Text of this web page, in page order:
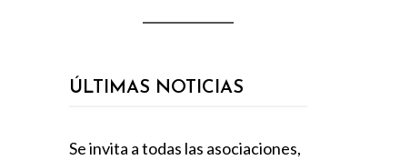
ÚLTIMAS NOTICIAS
Se invita a todas las asociaciones,